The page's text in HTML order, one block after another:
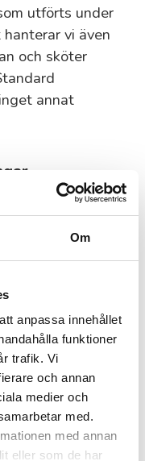
Om
anpassa innehållet
funktioner
trafik. Vi
och annan
medier och
med.
med annan
eller som de har
utförts under
vi även
och sköter
annat
projektets
till 10 miljoner
genom hela
ha ett
dig gärna!
för målning?
ingår allt från
till själva